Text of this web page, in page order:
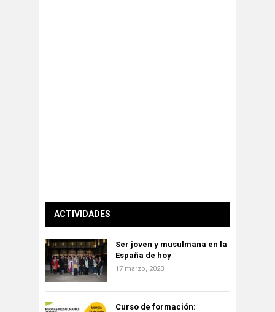
ACTIVIDADES
Ser joven y musulmana en la
España de hoy
17 marzo, 2023
Curso de formación: